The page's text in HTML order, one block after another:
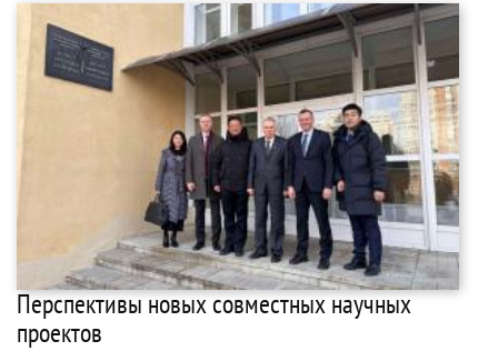
Перспективы новых совместных научных
проектов